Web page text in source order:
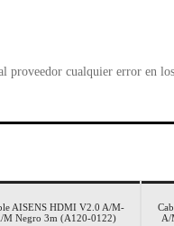
proveedor cualquier error en
AISENS HDMI V2.0 A/M-
M Negro 3m (A120-0122)
A/